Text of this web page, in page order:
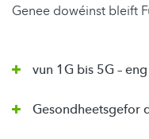
Genee dowéinst bleift
vun 1G bis 5G –
Gesondheetsgefor